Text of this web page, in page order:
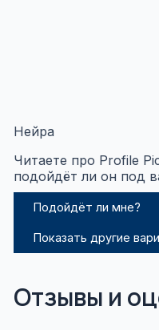
Нейра
Читаете про Profile
подойдёт ли он под
Подойдёт ли мне?
Показать другие
Отзывы и